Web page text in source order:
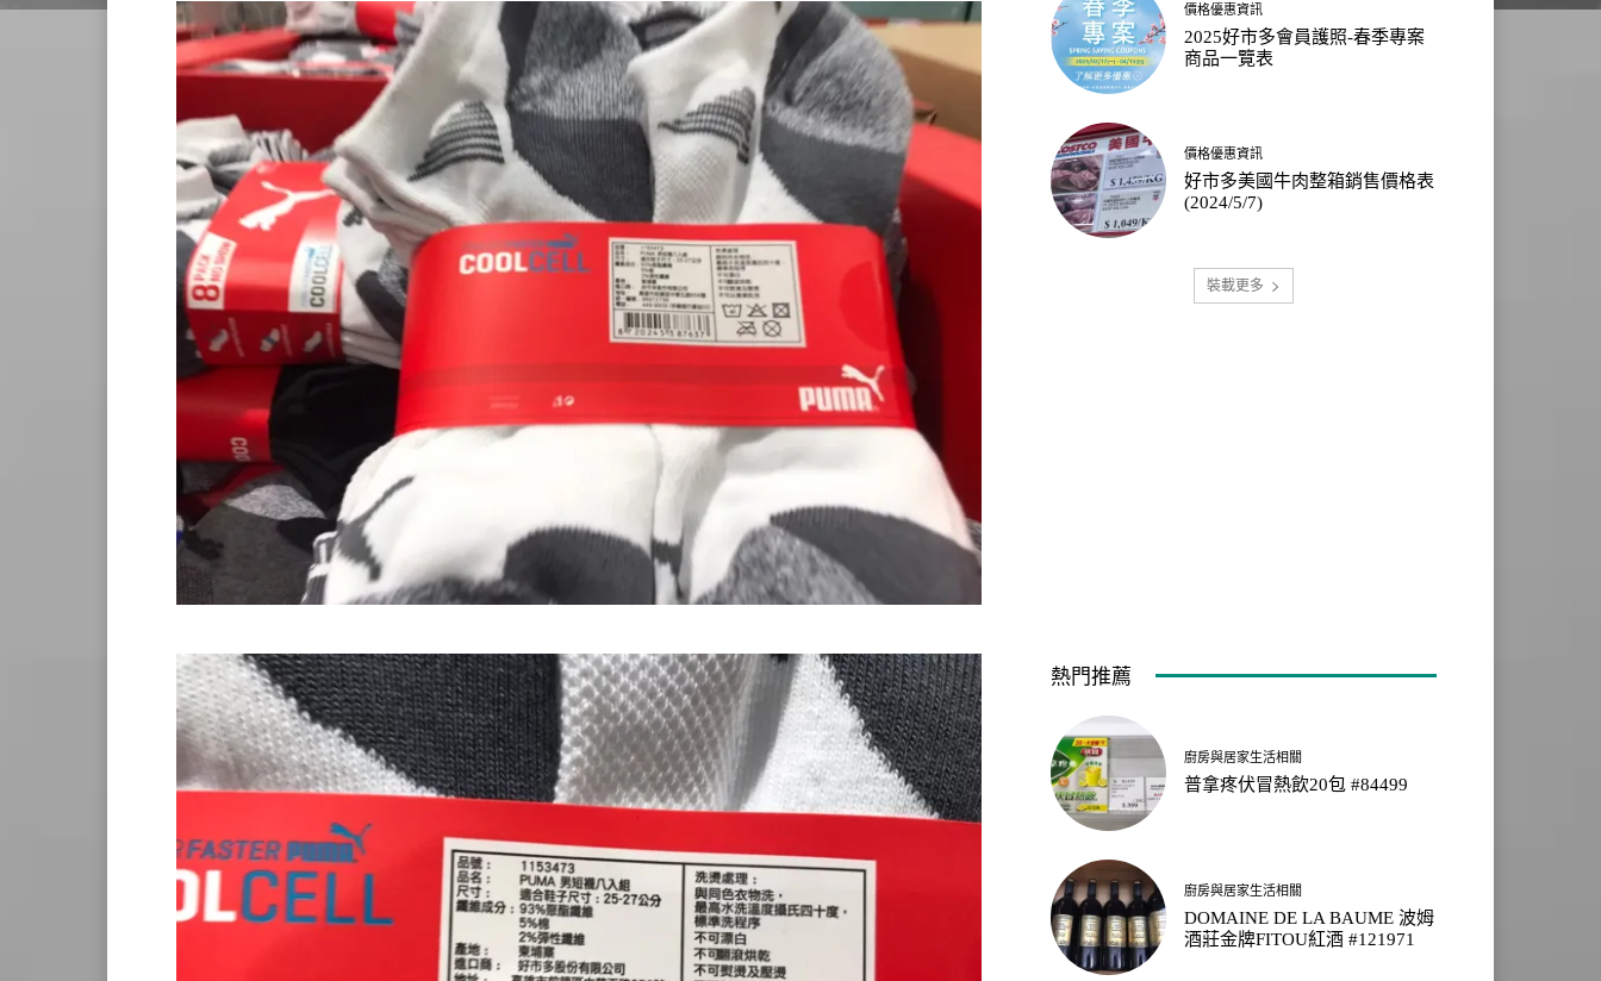
價格優惠資訊
2025好市多會員護照-春季專案
商品一覽表
價格優惠資訊
好市多美國牛肉整箱銷售價格表
(2024/5/7)
裝載更多
熱門推薦
廚房與居家生活相關
普拿疼伏冒熱飲20包 #84499
廚房與居家生活相關
DOMAINE DE LA BAUME 波姆
酒莊金牌FITOU紅酒 #121971